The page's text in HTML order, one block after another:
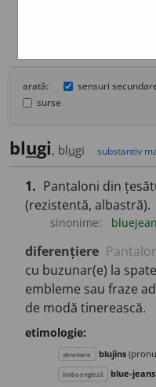
arată: sensuri
surse
blugi, blugi substantiv
1. Pantaloni din
(rezistentă, albastră).
sinonime:
diferențiere
cu buzunar(e) la
embleme sau fraze
de modă tinerească.
etimologie:
abreviere blujins
limba engleză blue-jeans